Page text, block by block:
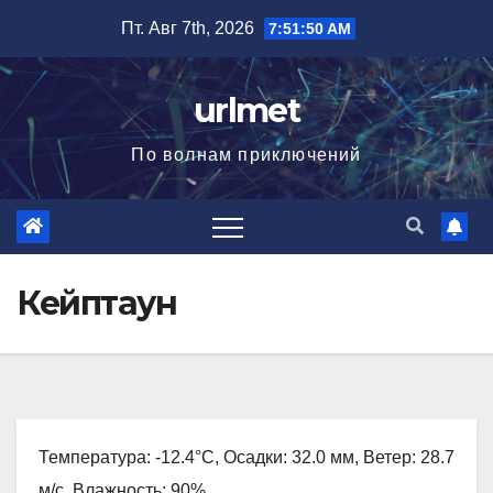
содержимому
Пт. Авг 7th, 2026 7:51:51 AM
urlmet
По волнам приключений
Кейптаун
Температура: -12.4°C, Осадки: 32.0 мм, Ветер: 28.7